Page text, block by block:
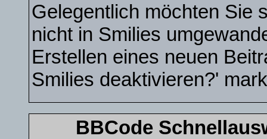
Gelegentlich möchten Sie
nicht in Smilies
Erstellen eines neuen
Smilies deaktivieren?'
BBCode